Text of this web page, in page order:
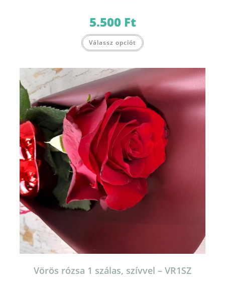
5.500 Ft
Válassz opciót
Vörös rózsa 1 szálas, szívvel – VR1SZ